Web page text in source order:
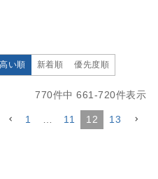
い順 新着順 優先度順
770件中 661-720件表示
1 … 11 12 13